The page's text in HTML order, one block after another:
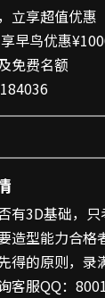
立享超值优惠
早鸟优惠
免费名额
有3D基础，
造型能力合格
得的原则，录
客服QQ：